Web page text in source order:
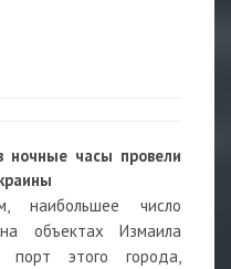
ночные часы провели
наибольшее число
объектах Измаила
порт этого города,